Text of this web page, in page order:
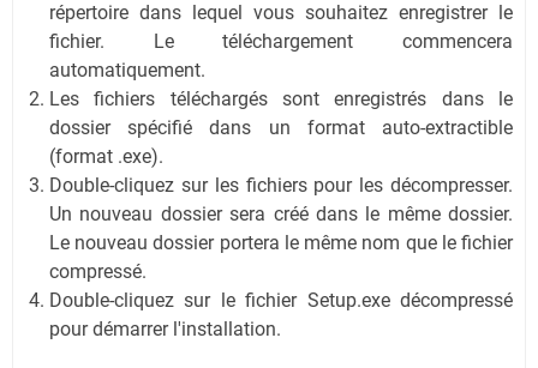
répertoire dans lequel vous souhaitez enregistrer le
fichier. Le téléchargement commencera
automatiquement.
Les fichiers téléchargés sont enregistrés dans le
dossier spécifié dans un format auto-extractible
(format .exe).
Double-cliquez sur les fichiers pour les décompresser.
Un nouveau dossier sera créé dans le même dossier.
Le nouveau dossier portera le même nom que le fichier
compressé.
Double-cliquez sur le fichier Setup.exe décompressé
pour démarrer l'installation.